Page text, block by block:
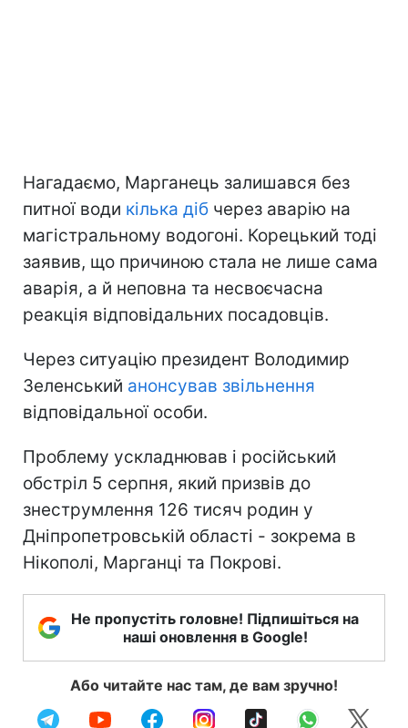
Нагадаємо, Марганець залишався без
питної води кілька діб через аварію на
магістральному водогоні. Корецький тоді
заявив, що причиною стала не лише сама
аварія, а й неповна та несвоєчасна
реакція відповідальних посадовців.
Через ситуацію президент Володимир
Зеленський анонсував звільнення
відповідальної особи.
Проблему ускладнював і російський
обстріл 5 серпня, який призвів до
знеструмлення 126 тисяч родин у
Дніпропетровській області - зокрема в
Нікополі, Марганці та Покрові.
Не пропустіть головне! Підпишіться на
наші оновлення в Google!
Або читайте нас там, де вам зручно!